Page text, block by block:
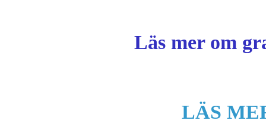
Läs mer om
LÄS